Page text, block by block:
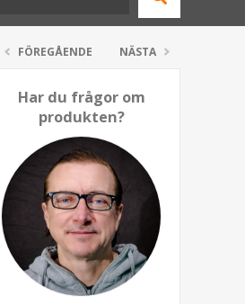
FÖREGÅENDE NÄSTA
Har du frågor om
produkten?